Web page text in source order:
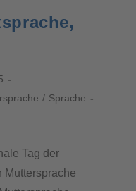
/ Sprache
Tag der
Muttersprache